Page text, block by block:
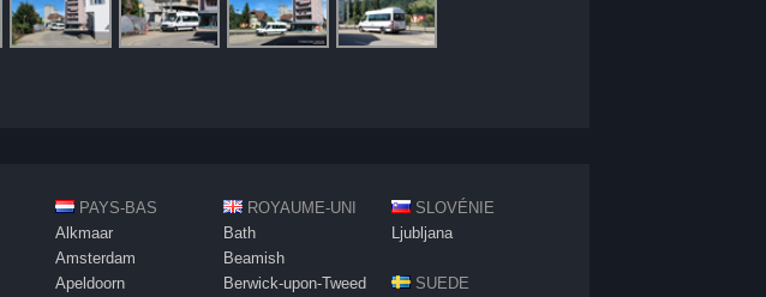
PAYS-BAS
Alkmaar
Amsterdam
Apeldoorn
ROYAUME-UNI
Bath
Beamish
Berwick-upon-Tweed
SLOVÉNIE
Ljubljana
SUEDE